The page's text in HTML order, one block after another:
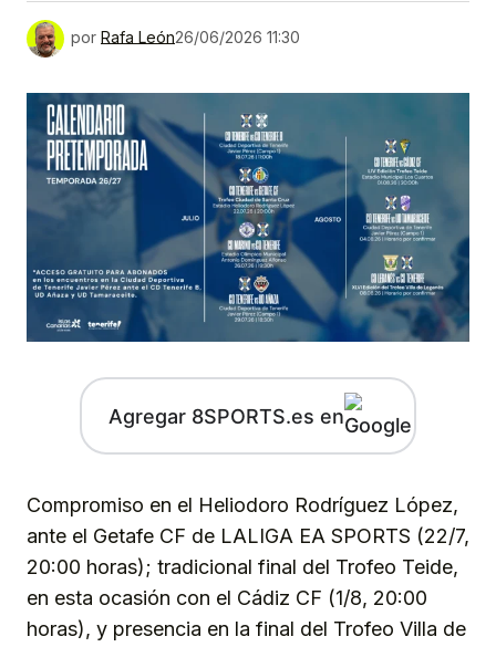
por Rafa León26/06/2026 11:30
Agregar 8SPORTS.es en
Compromiso en el Heliodoro Rodríguez López,
ante el Getafe CF de LALIGA EA SPORTS (22/7,
20:00 horas); tradicional final del Trofeo Teide,
en esta ocasión con el Cádiz CF (1/8, 20:00
horas), y presencia en la final del Trofeo Villa de